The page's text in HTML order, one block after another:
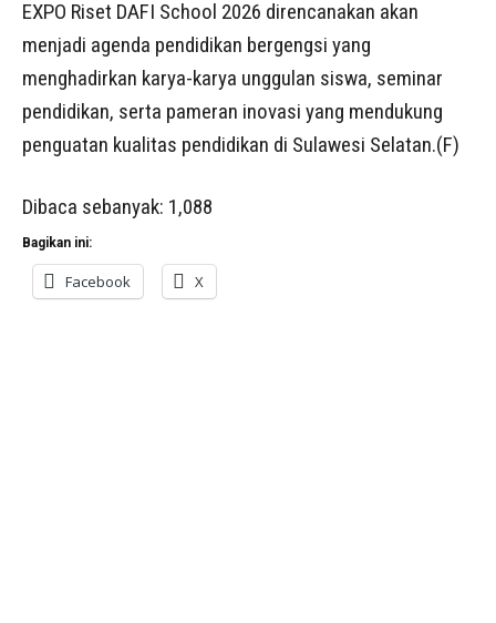
EXPO Riset DAFI School 2026 direncanakan akan
menjadi agenda pendidikan bergengsi yang
menghadirkan karya-karya unggulan siswa, seminar
pendidikan, serta pameran inovasi yang mendukung
penguatan kualitas pendidikan di Sulawesi Selatan.(F)
Dibaca sebanyak: 1,088
Bagikan ini:
Facebook X